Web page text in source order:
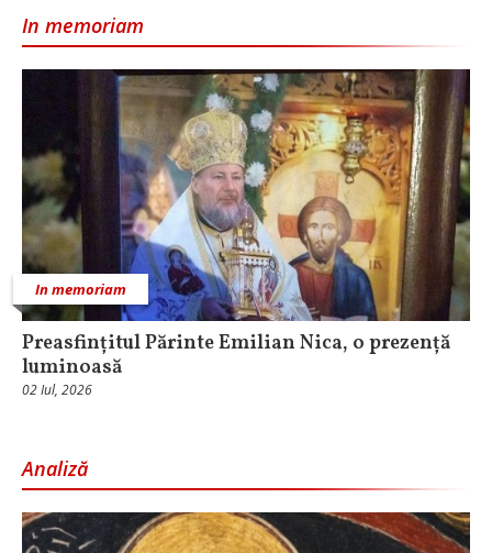
In memoriam
In memoriam
Preasfințitul Părinte Emilian Nica, o prezență
luminoasă
02 Iul, 2026
Analiză